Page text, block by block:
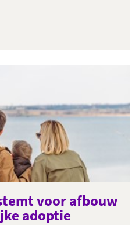
voor afbouw
adoptie